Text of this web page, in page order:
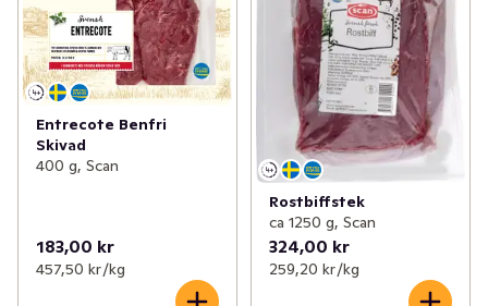
Entrecote Benfri
Skivad
400 g, Scan
183,00 kr
457,50 kr /kg
Rostbiffstek
ca 1250 g, Scan
324,00 kr
259,20 kr /kg